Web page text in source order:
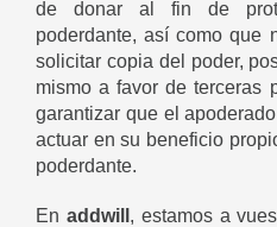
de donar al fin de
poderdante, así como que
solicitar copia del poder,
mismo a favor de terceras
garantizar que el
actuar en su beneficio
poderdante.
En addwill , estamos a